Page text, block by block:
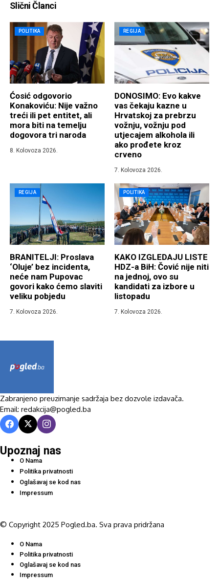
Slični Članci
POLITIKA
Ćosić odgovorio
Konakoviću: Nije važno
treći ili pet entitet, ali
mora biti na temelju
dogovora tri naroda
8. Kolovoza 2026.
REGIJA
DONOSIMO: Evo kakve
vas čekaju kazne u
Hrvatskoj za prebrzu
vožnju, vožnju pod
utjecajem alkohola ili
ako prođete kroz
crveno
7. Kolovoza 2026.
REGIJA
BRANITELJI: Proslava
‘Oluje’ bez incidenta,
neće nam Pupovac
govori kako ćemo slaviti
veliku pobjedu
7. Kolovoza 2026.
POLITIKA
KAKO IZGLEDAJU LISTE
HDZ-a BiH: Čović nije niti
na jednoj, ovo su
kandidati za izbore u
listopadu
7. Kolovoza 2026.
Zabranjeno preuzimanje sadržaja bez dozvole izdavača.
Email: redakcija@pogled.ba
Upoznaj nas
O Nama
Politika privatnosti
Oglašavaj se kod nas
Impressum
© Copyright 2025 Pogled.ba. Sva prava pridržana
O Nama
Politika privatnosti
Oglašavaj se kod nas
Impressum